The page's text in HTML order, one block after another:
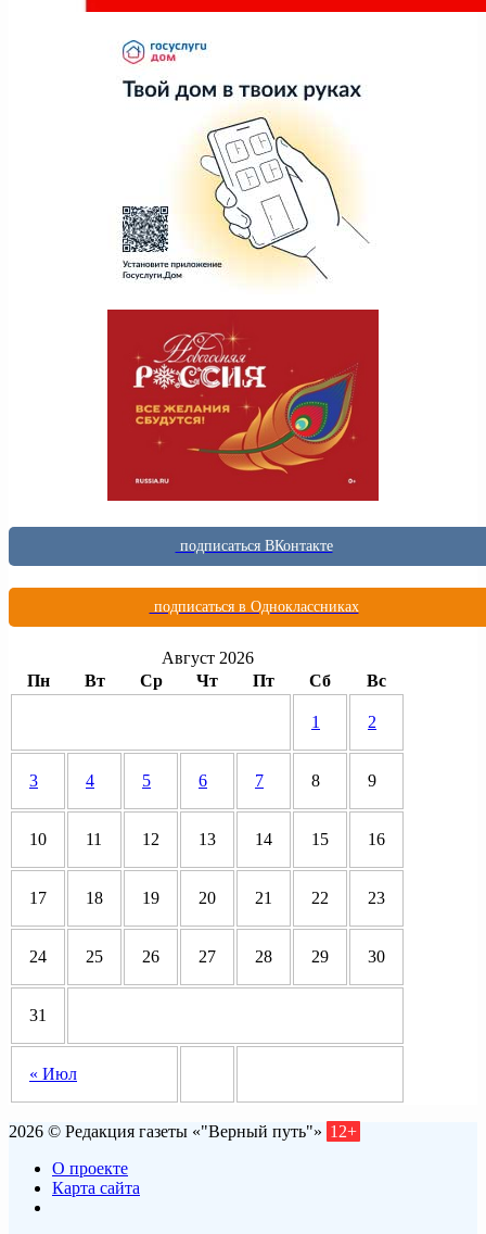
подписаться ВКонтакте
подписаться в Одноклассниках
Август 2026
Пн
Вт Ср Чт Пт Сб Вс
« Июл
1 2
3 4 5 6 7 8 9
10 11 12 13 14 15 16
17 18 19 20 21 22 23
24 25 26 27 28 29 30
31
2026 © Редакция газеты «"Верный путь"» 12+
О проекте
Карта сайта